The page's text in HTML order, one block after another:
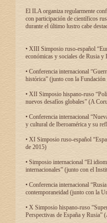
El ILA organiza regularmente
con participación de científicos
durante el último lustro cabe
• XIII Simposio ruso-español
económicas y sociales de Rusia y
• Conferencia internacional
histórica” (junto con la
• XII Simposio hispano-ruso
nuevos desafíos globales” (A
• Conferencia internacional
y cultural de Iberoamérica y su
• XI Simposio ruso-español
de 2015)
• Simposio internacional “El
internacionales” (junto con el
• Conferencia internacional
contemporaneidad (junto con la
• X Simposio hispano-ruso
Perspectivas de España y Rusia”